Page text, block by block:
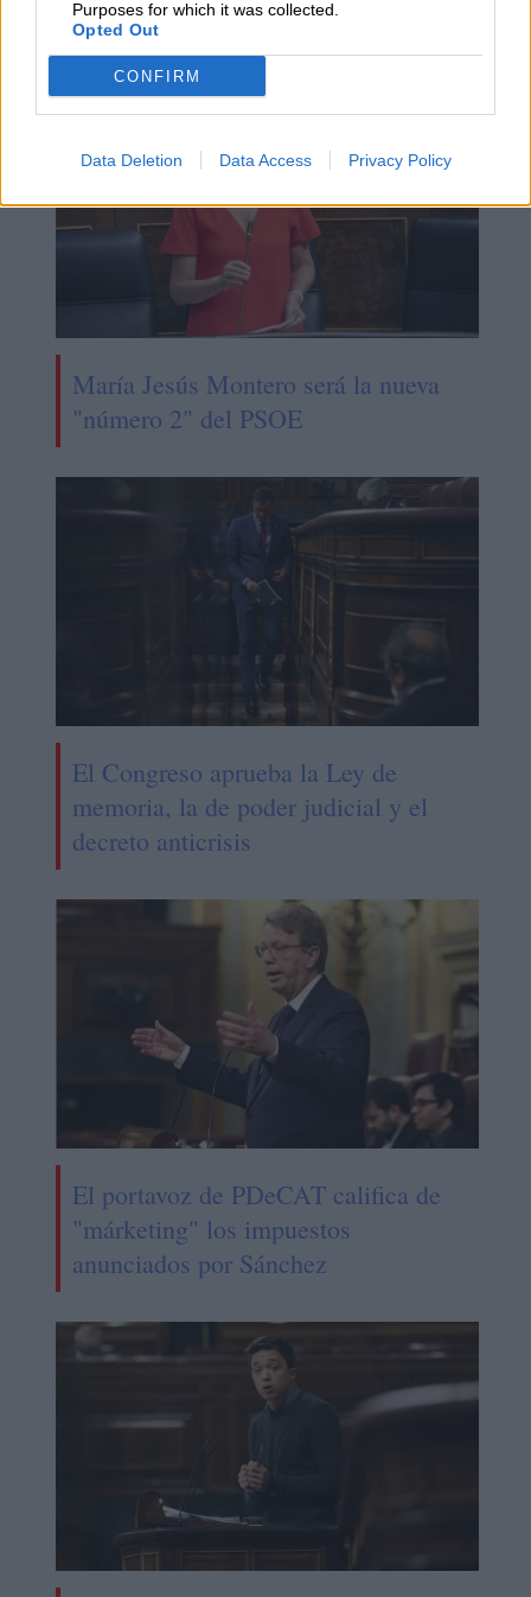
Purposes for which it was collected.
Opted Out
CONFIRM
Data Deletion Data Access Privacy Policy
Concursal
María Jesús Montero será la nueva
"número 2" del PSOE
El Congreso aprueba la Ley de
memoria, la de poder judicial y el
decreto anticrisis
El portavoz de PDeCAT califica de
"márketing" los impuestos
anunciados por Sánchez